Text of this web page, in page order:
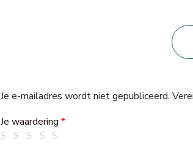
Je e-mailadres wordt niet gepubliceerd.
Je waardering *